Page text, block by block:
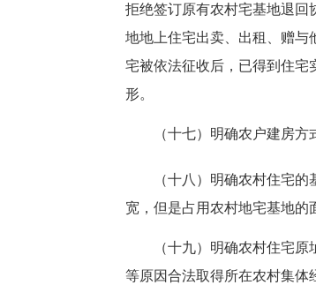
拒绝签订原有农村宅基地退回
地地上住宅出卖、出租、赠与
宅被依法征收后，已得到住宅
形。
（十七）明确农户建房方式
（十八）明确农村住宅的基
宽，但是占用农村地宅基地的
（十九）明确农村住宅原址
等原因合法取得所在农村集体